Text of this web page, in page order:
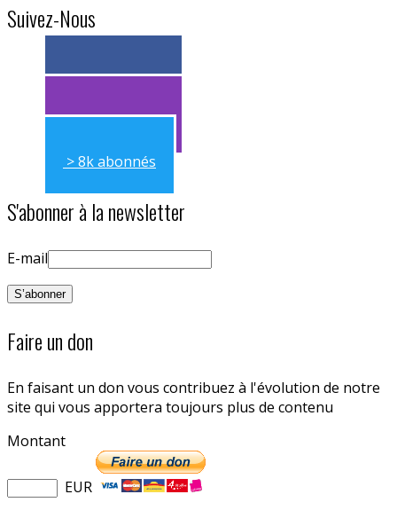
Suivez-Nous
> 11k abonnés
> 11k abonnés
> 8k abonnés
S'abonner à la newsletter
E-mail
Faire un don
En faisant un don vous contribuez à l'évolution de notre
site qui vous apportera toujours plus de contenu
Montant
EUR